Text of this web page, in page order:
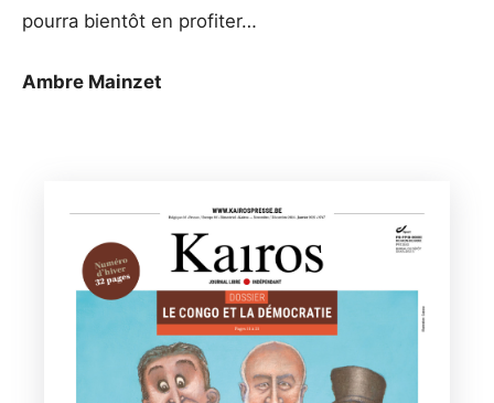
pourra bientôt en profiter…
Ambre Mainzet